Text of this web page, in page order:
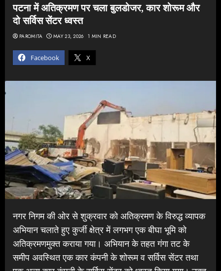
पटना में अतिक्रमण पर चला बुलडोजर, कार शोरूम और
दो सर्विस सेंटर ध्वस्त
Facebook X
PAROMITA MAY 23, 2026 1 MIN READ
नगर निगम की ओर से शुक्रवार को अतिक्रमण के विरुद्ध व्यापक
अभियान चलाते हुए कुर्जी क्षेत्र में लगभग एक बीघा भूमि को
अतिक्रमणमुक्त कराया गया। अभियान के तहत गंगा तट के
समीप अवस्थित एक कार कंपनी के शोरूम व सर्विस सेंटर तथा